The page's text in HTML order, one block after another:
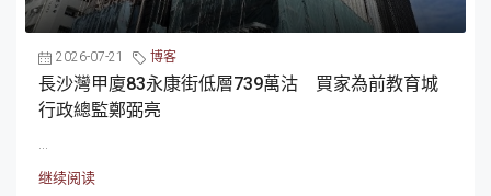
2026-07-21 博客
長沙灣甲廈83永康街低層739萬沽 買家為前教育城
行政總監鄭弼亮
...
继续阅读